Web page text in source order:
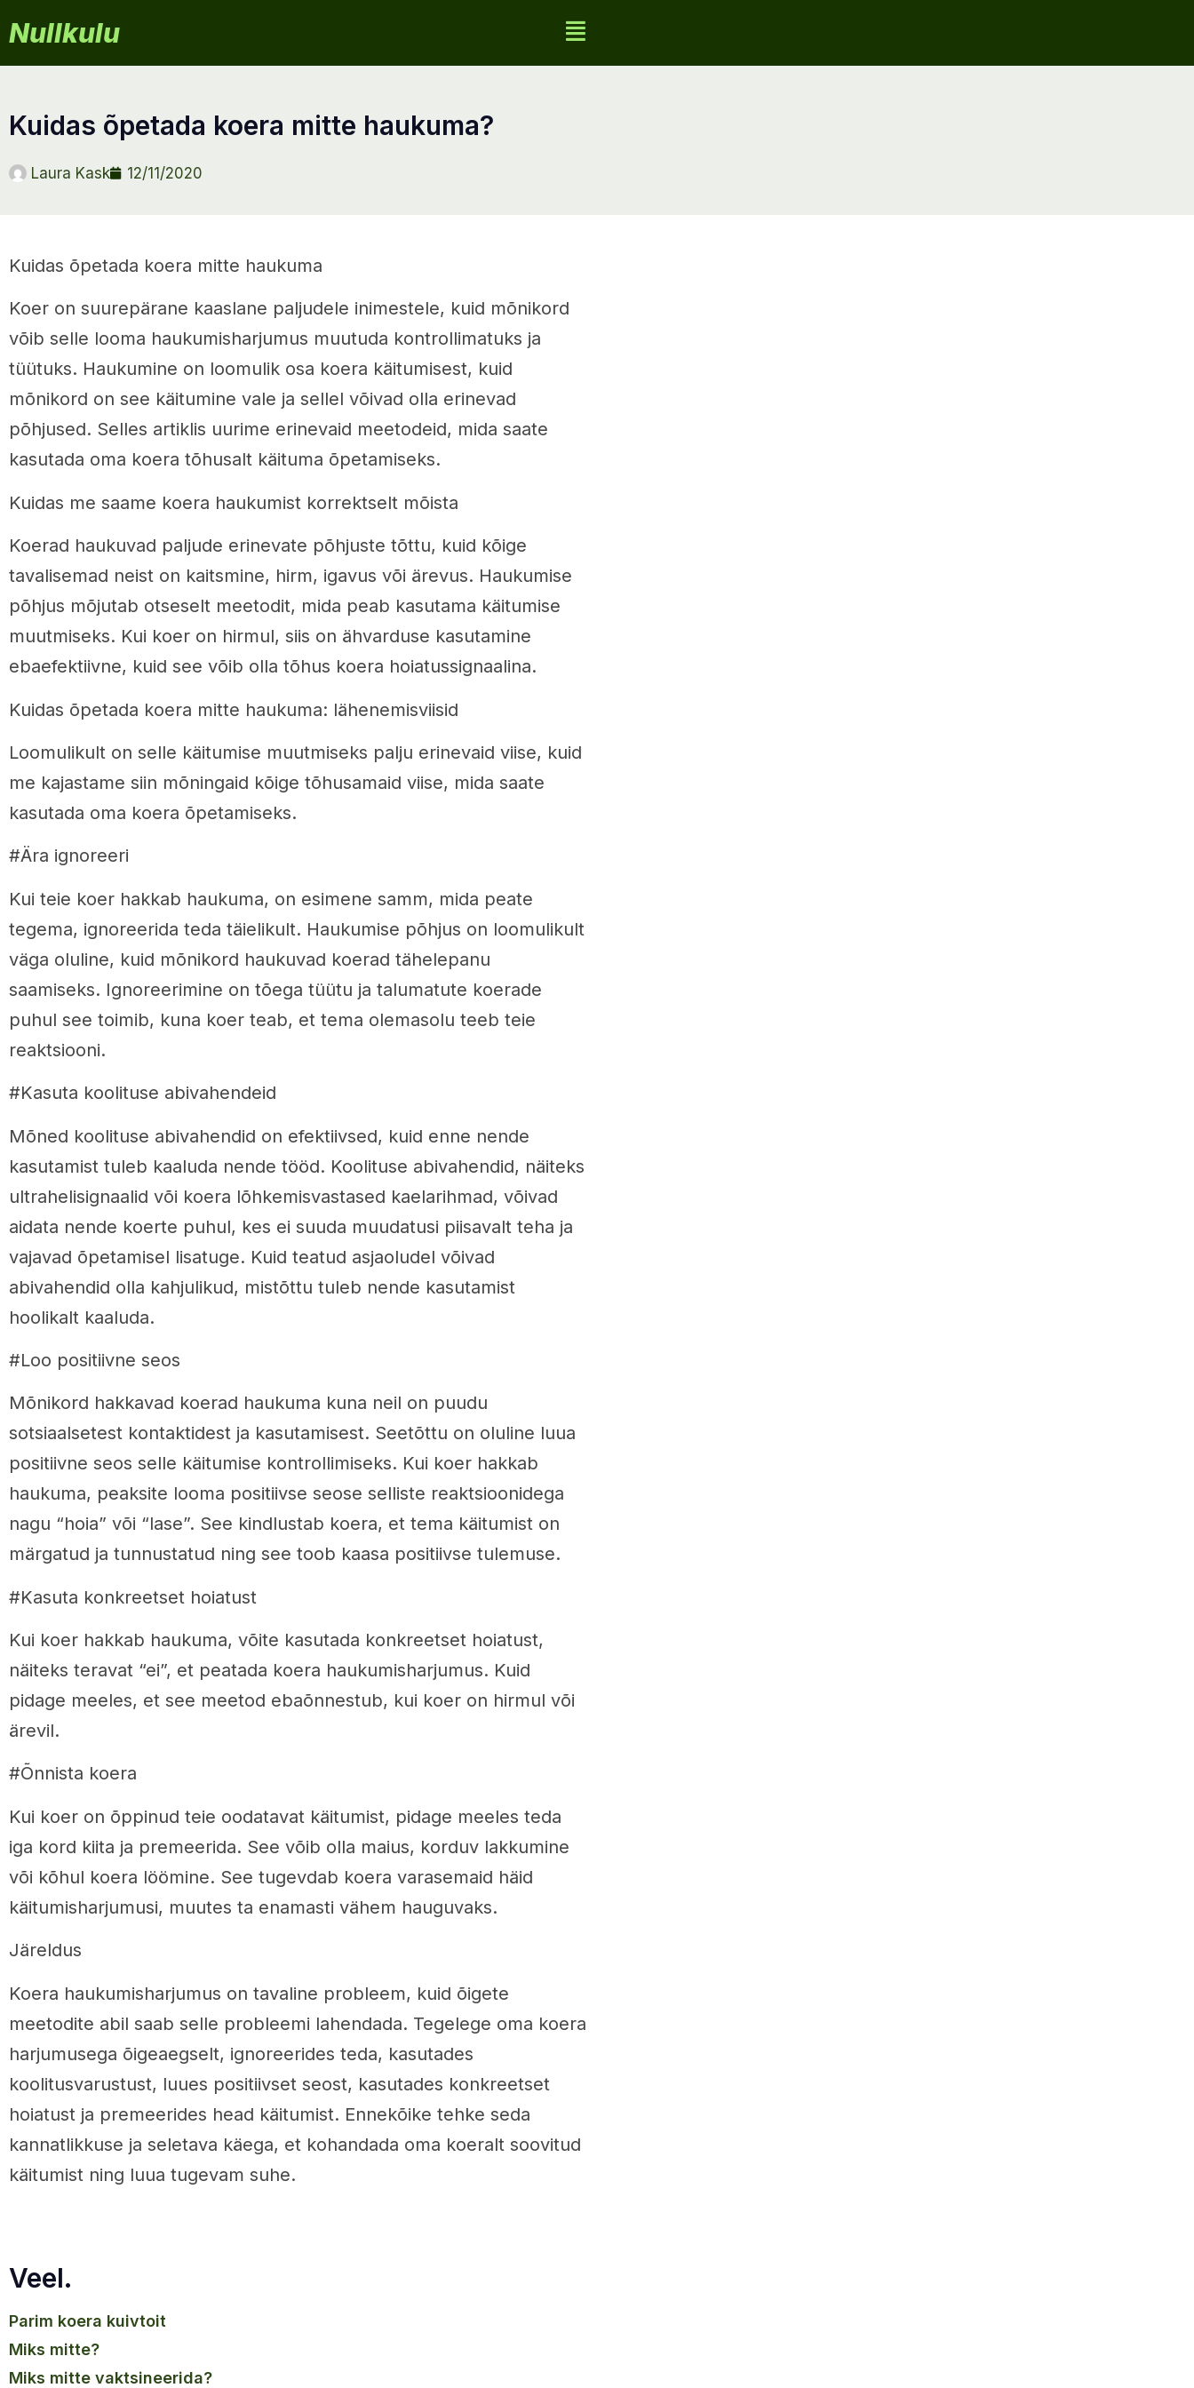
Nullkulu
kuidas õpetada koera mitte haukuma?
Laura Kask 12/11/2020
Kuidas õpetada koera mitte haukuma
Koer on suurepärane kaaslane paljudele inimestele, kuid mõnikord
võib selle looma haukumisharjumus muutuda kontrollimatuks ja
tüütuks. Haukumine on loomulik osa koera käitumisest, kuid
mõnikord on see käitumine vale ja sellel võivad olla erinevad
põhjused. Selles artiklis uurime erinevaid meetodeid, mida saate
kasutada oma koera tõhusalt käituma õpetamiseks.
Kuidas me saame koera haukumist korrektselt mõista
Koerad haukuvad paljude erinevate põhjuste tõttu, kuid kõige
tavalisemad neist on kaitsmine, hirm, igavus või ärevus. Haukumise
põhjus mõjutab otseselt meetodit, mida peab kasutama käitumise
muutmiseks. Kui koer on hirmul, siis on ähvarduse kasutamine
ebaefektiivne, kuid see võib olla tõhus koera hoiatussignaalina.
Kuidas õpetada koera mitte haukuma: lähenemisviisid
Loomulikult on selle käitumise muutmiseks palju erinevaid viise, kuid
me kajastame siin mõningaid kõige tõhusamaid viise, mida saate
kasutada oma koera õpetamiseks.
#Ära ignoreeri
Kui teie koer hakkab haukuma, on esimene samm, mida peate
tegema, ignoreerida teda täielikult. Haukumise põhjus on loomulikult
väga oluline, kuid mõnikord haukuvad koerad tähelepanu
saamiseks. Ignoreerimine on tõega tüütu ja talumatute koerade
puhul see toimib, kuna koer teab, et tema olemasolu teeb teie
reaktsiooni.
#Kasuta koolituse abivahendeid
Mõned koolituse abivahendid on efektiivsed, kuid enne nende
kasutamist tuleb kaaluda nende tööd. Koolituse abivahendid, näiteks
ultrahelisignaalid või koera lõhkemisvastased kaelarihmad, võivad
aidata nende koerte puhul, kes ei suuda muudatusi piisavalt teha ja
vajavad õpetamisel lisatuge. Kuid teatud asjaoludel võivad
abivahendid olla kahjulikud, mistõttu tuleb nende kasutamist
hoolikalt kaaluda.
#Loo positiivne seos
Mõnikord hakkavad koerad haukuma kuna neil on puudu
sotsiaalsetest kontaktidest ja kasutamisest. Seetõttu on oluline luua
positiivne seos selle käitumise kontrollimiseks. Kui koer hakkab
haukuma, peaksite looma positiivse seose selliste reaktsioonidega
nagu “hoia” või “lase”. See kindlustab koera, et tema käitumist on
märgatud ja tunnustatud ning see toob kaasa positiivse tulemuse.
#Kasuta konkreetset hoiatust
Kui koer hakkab haukuma, võite kasutada konkreetset hoiatust,
näiteks teravat “ei”, et peatada koera haukumisharjumus. Kuid
pidage meeles, et see meetod ebaõnnestub, kui koer on hirmul või
ärevil.
#Õnnista koera
Kui koer on õppinud teie oodatavat käitumist, pidage meeles teda
iga kord kiita ja premeerida. See võib olla maius, korduv lakkumine
või kõhul koera löömine. See tugevdab koera varasemaid häid
käitumisharjumusi, muutes ta enamasti vähem hauguvaks.
Järeldus
Koera haukumisharjumus on tavaline probleem, kuid õigete
meetodite abil saab selle probleemi lahendada. Tegelege oma koera
harjumusega õigeaegselt, ignoreerides teda, kasutades
koolitusvarustust, luues positiivset seost, kasutades konkreetset
hoiatust ja premeerides head käitumist. Ennekõike tehke seda
kannatlikkuse ja seletava käega, et kohandada oma koeralt soovitud
käitumist ning luua tugevam suhe.
Veel.
parim koera kuivtoit
miks mitte?
miks mitte vaktsineerida?